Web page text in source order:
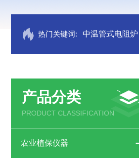
热门关键词: 中温管式电阻炉
产品分类
PRODUCT CLASSIFICATION
农业植保仪器